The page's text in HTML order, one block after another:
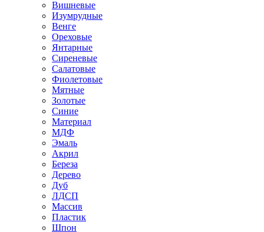
Вишневые
Изумрудные
Венге
Ореховые
Янтарные
Сиреневые
Салатовые
Фиолетовые
Мятные
Золотые
Синие
Материал
МДФ
Эмаль
Акрил
Береза
Дерево
Дуб
ЛДСП
Массив
Пластик
Шпон